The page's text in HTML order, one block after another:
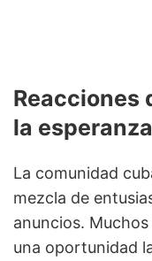
Reacciones
la
La comunidad
mezcla de
anuncios.
una oportunidad